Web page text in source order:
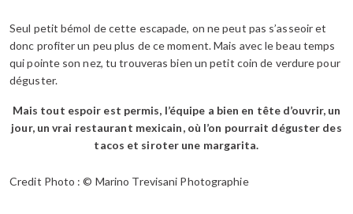
Seul petit bémol de cette escapade, on ne peut pas s’asseoir et
donc profiter un peu plus de ce moment. Mais avec le beau temps
qui pointe son nez, tu trouveras bien un petit coin de verdure pour
déguster.
Mais tout espoir est permis, l’équipe a bien en tête d’ouvrir, un
jour, un vrai restaurant mexicain, où l’on pourrait déguster des
tacos et siroter une margarita.
Credit Photo : © Marino Trevisani Photographie